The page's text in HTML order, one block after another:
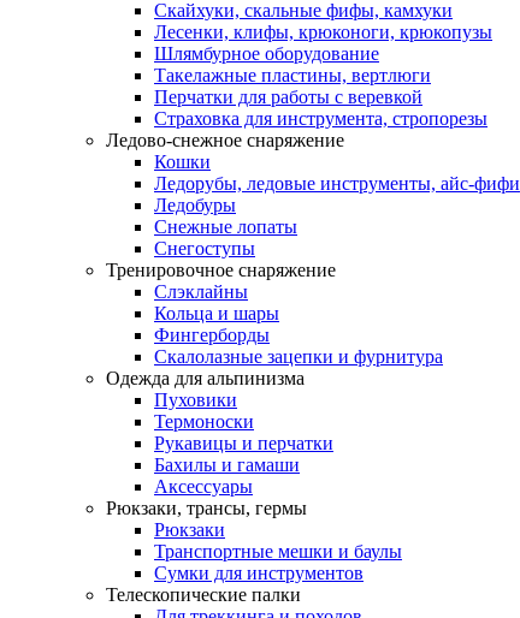
Скайхуки, скальные фифы, камхуки
Лесенки, клифы, крюконоги, крюкопузы
Шлямбурное оборудование
Такелажные пластины, вертлюги
Перчатки для работы с веревкой
Страховка для инструмента, стропорезы
Ледово-снежное снаряжение
Кошки
Ледорубы, ледовые инструменты, айс-фифи
Ледобуры
Снежные лопаты
Снегоступы
Тренировочное снаряжение
Слэклайны
Кольца и шары
Фингерборды
Скалолазные зацепки и фурнитура
Одежда для альпинизма
Пуховики
Термоноски
Рукавицы и перчатки
Бахилы и гамаши
Аксессуары
Рюкзаки, трансы, гермы
Рюкзаки
Транспортные мешки и баулы
Сумки для инструментов
Телескопические палки